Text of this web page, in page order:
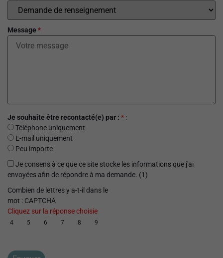
Message *
Je souhaite être recontacté(e) par : * :
Téléphone uniquement
E-mail uniquement
Peu importe
Je consens à ce que ce site stocke les informations que j'ai
envoyées afin de répondre à ma demande. (1)
Combien de lettres y a-t-il dans le
mot : CAPTCHA
Cliquez sur la réponse choisie
4 5 6 7 8 9